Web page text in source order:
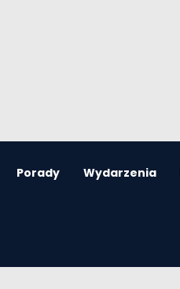
Porady Wydarzenia